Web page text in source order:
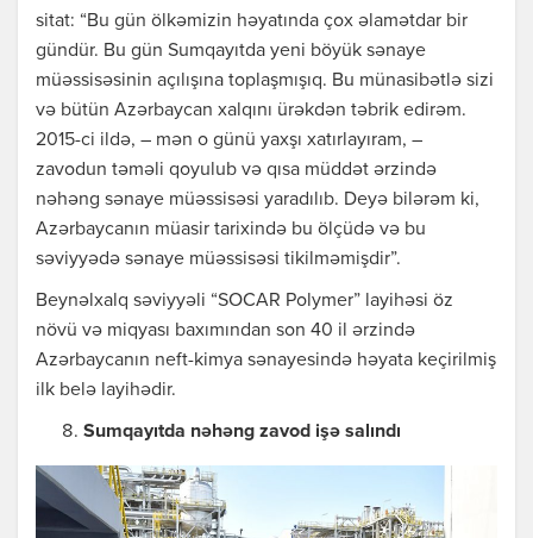
sitat: “Bu gün ölkəmizin həyatında çox əlamətdar bir
gündür. Bu gün Sumqayıtda yeni böyük sənaye
müəssisəsinin açılışına toplaşmışıq. Bu münasibətlə sizi
və bütün Azərbaycan xalqını ürəkdən təbrik edirəm.
2015-ci ildə, – mən o günü yaxşı xatırlayıram, –
zavodun təməli qoyulub və qısa müddət ərzində
nəhəng sənaye müəssisəsi yaradılıb. Deyə bilərəm ki,
Azərbaycanın müasir tarixində bu ölçüdə və bu
səviyyədə sənaye müəssisəsi tikilməmişdir”.
Beynəlxalq səviyyəli “SOCAR Polymer” layihəsi öz
növü və miqyası baxımından son 40 il ərzində
Azərbaycanın neft-kimya sənayesində həyata keçirilmiş
ilk belə layihədir.
Sumqayıtda nəhəng zavod işə salındı